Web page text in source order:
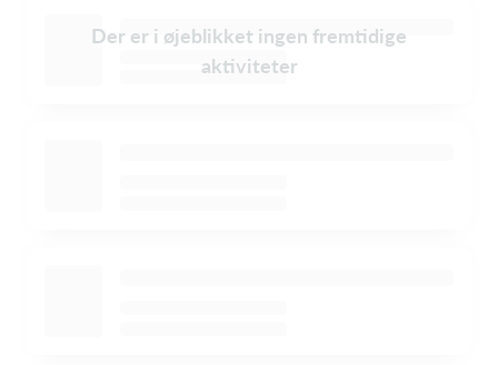
Der er i øjeblikket ingen fremtidige
aktiviteter